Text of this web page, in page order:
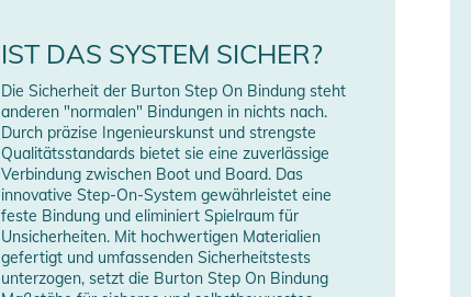
IST DAS SYSTEM SICHER?
Die Sicherheit der Burton Step On Bindung steht
anderen "normalen" Bindungen in nichts nach.
Durch präzise Ingenieurskunst und strengste
Qualitätsstandards bietet sie eine zuverlässige
Verbindung zwischen Boot und Board. Das
innovative Step-On-System gewährleistet eine
feste Bindung und eliminiert Spielraum für
Unsicherheiten. Mit hochwertigen Materialien
gefertigt und umfassenden Sicherheitstests
unterzogen, setzt die Burton Step On Bindung